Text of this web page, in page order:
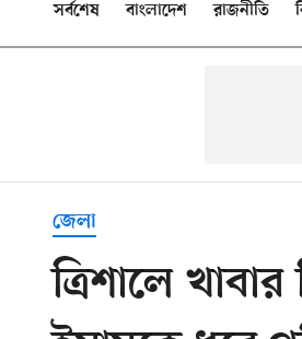
সর্বশেষ বাংলাদেশ রাজনীতি
জেলা
ত্রিশালে